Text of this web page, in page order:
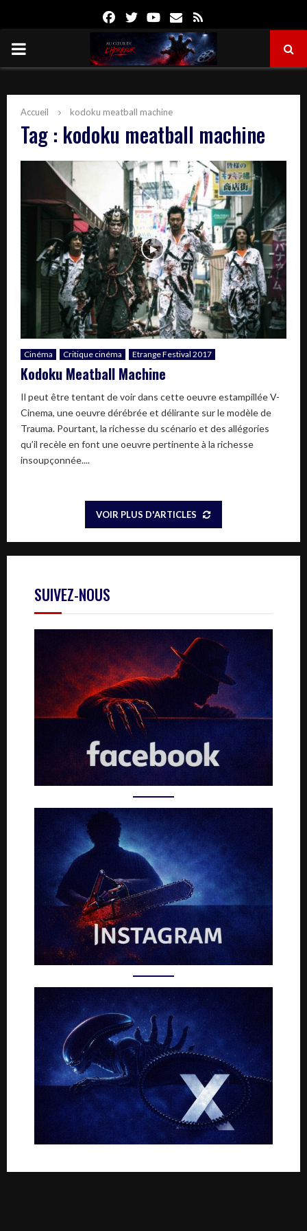
FacebookTwitterYoutube
Email
PRIMARY
Accueil kodoku meatball machine
Tag : kodoku meatball machine
Cinéma Critique cinéma Etrange Festival 2017
Kodoku Meatball Machine
Il peut être tentant de voir dans cette oeuvre estampillée V-
Cinema, une oeuvre dérébrée et délirante sur le modèle de
Trauma. Pourtant, la richesse du scénario et des allégories
qu’il recèle en font une oeuvre pertinente à la richesse
insoupçonnée....
VOIR PLUS D'ARTICLES
SUIVEZ-NOUS